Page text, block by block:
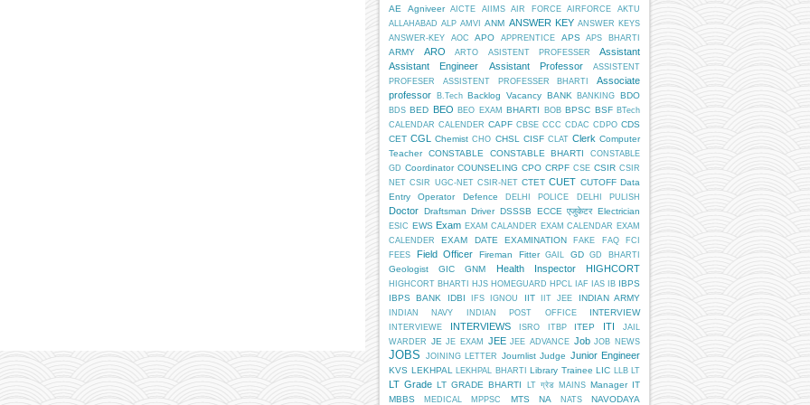
AE Agniveer AICTE AIIMS AIR FORCE AIRFORCE
AKTU
ALLAHABAD ALP AMVI ANM ANSWER KEY ANSWER KEYS
ANSWER-KEY
AOC APO APPRENTICE APS APS BHARTI
ARMY ARO ARTO ASISTENT PROFESSER
Assistant
Assistant Engineer
Assistant Professor
ASSISTENT
PROFESER
ASSISTENT PROFESSER BHARTI
Associate
professor
B.Tech Backlog Vacancy BANK BANKING BDO
BDS BED BEO BEO EXAM BHARTI BOB BPSC BSF BTech
CALENDAR CALENDER CAPF CBSE CCC CDAC CDPO CDS
CET CGL Chemist CHO CHSL CISF CLAT Clerk Computer
Teacher
CONSTABLE CONSTABLE BHARTI
CONSTABLE
GD Coordinator COUNSELING CPO CRPF CSE CSIR CSIR
NET CSIR UGC-NET CSIR-NET CTET CUET CUTOFF Data
Entry Operator
Defence DELHI POLICE DELHI PULISH
Doctor Draftsman Driver DSSSB ECCE एजुकेटर Electrician
ESIC EWS Exam EXAM CALANDER EXAM CALENDAR EXAM
CALENDER
EXAM DATE EXAMINATION FAKE FAQ
FCI
FEES
Field Officer Fireman Fitter GAIL GD GD BHARTI
Geologist GIC GNM Health Inspector HIGHCORT
HIGHCORT BHARTI HJS HOMEGUARD HPCL IAF IAS IB IBPS
IBPS BANK
IDBI IFS IGNOU IIT IIT JEE INDIAN ARMY
INDIAN NAVY INDIAN POST OFFICE INTERVIEW
INTERVIEWE INTERVIEWS ISRO ITBP ITEP ITI
JAIL
WARDER JE JE EXAM JEE JEE ADVANCE Job JOB NEWS
JOBS JOINING LETTER Journlist Judge Junior Engineer
KVS LEKHPAL LEKHPAL BHARTI Library Trainee LIC LLB LT
LT Grade LT GRADE BHARTI LT ग्रेड MAINS Manager IT
MBBS
MEDICAL MPPSC MTS NA NATS NAVODAYA